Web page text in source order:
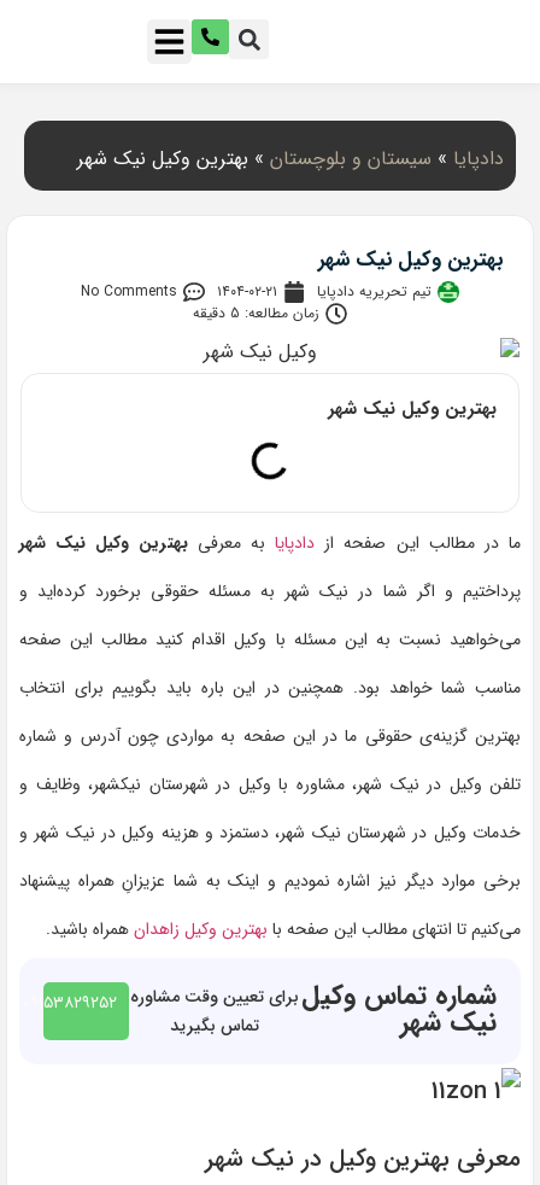
دادپایا » سیستان و بلوچستان » بهترین وکیل نیک شهر
بهترین وکیل نیک شهر
تیم تحریریه دادپایا ۱۴۰۴-۰۲-۲۱
No Comments
زمان مطالعه: 5 دقیقه
بهترین وکیل نیک شهر
ما در مطالب این صفحه از دادپایا به معرفیبهترین وکیل نیک شهر
پرداختیم و اگر شما در نیک شهر به مسئله حقوقی برخورد کرده‌اید و
می‌خواهید نسبت به این مسئله با وکیل اقدام کنید مطالب این صفحه
مناسب شما خواهد بود. همچنین در این باره باید بگوییم برای انتخاب
بهترین گزینه‌ی حقوقی ما در این صفحه به مواردی چون آدرس و شماره
تلفن وکیل در نیک شهر، مشاوره با وکیل در شهرستان نیکشهر، وظایف و
خدمات وکیل در شهرستان نیک شهر، دستمزد و هزینه وکیل در نیک شهر و
برخی موارد دیگر نیز اشاره نمودیم و اینک به شما عزیزانِ همراه پیشنهاد
می‌کنیم تا انتهای مطالب این صفحه با بهترین وکیل زاهدانهمراه باشید.
شماره تماس وکیل
نیک شهر
برای تعیین وقت مشاوره
تماس بگیرید
۰۹۱۵۳۸۲۹۲۵۲
معرفی بهترین وکیل در نیک شهر